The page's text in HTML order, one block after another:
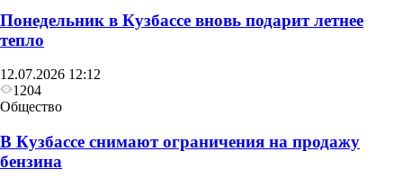
Понедельник в Кузбассе вновь подарит летнее
тепло
12.07.2026 12:12
1204
Общество
В Кузбассе снимают ограничения на продажу
бензина